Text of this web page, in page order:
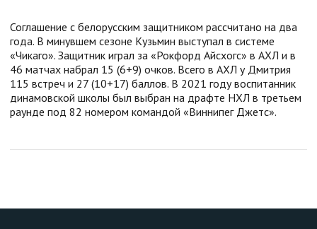
Соглашение с белорусским защитником рассчитано на два
года. В минувшем сезоне Кузьмин выступал в системе
«Чикаго». Защитник играл за «Рокфорд Айсхогс» в АХЛ и в
46 матчах набрал 15 (6+9) очков. Всего в АХЛ у Дмитрия
115 встреч и 27 (10+17) баллов. В 2021 году воспитанник
динамовской школы был выбран на драфте НХЛ в третьем
раунде под 82 номером командой «Виннипег Джетс».